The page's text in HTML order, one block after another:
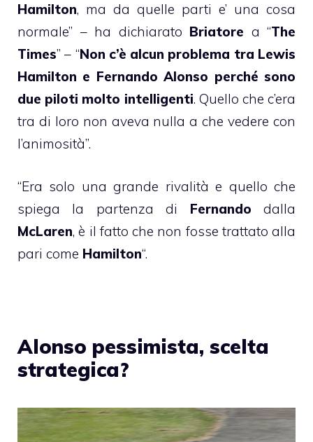
Hamilton, ma da quelle parti e’ una cosa
normale” – ha dichiarato Briatore a “The
Times” – “Non c’è alcun problema tra Lewis
Hamilton e Fernando Alonso perché sono
due piloti molto intelligenti. Quello che c’era
tra di loro non aveva nulla a che vedere con
l’animosità”.
“Era solo una grande rivalità e quello che
spiega la partenza di Fernando dalla
McLaren, è il fatto che non fosse trattato alla
pari come Hamilton“.
Alonso pessimista, scelta
strategica?